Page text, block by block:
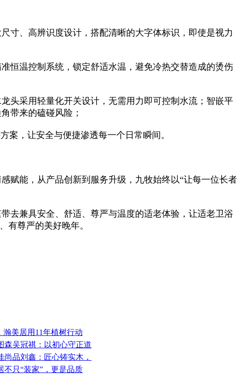
寸、高辨识度设计，搭配清晰的大字体标识，即使是视力
恒温控制系统，锁定舒适水温，避免冷热交替造成的烫伤
头采用轻量化开关设计，无需用力即可控制水流；智嵌平
带来的磕碰风险；
案，让安全与便捷渗透每一个日常瞬间。
赋能，从产品创新到服务升级，九牧始终以“让每一位长者
去兼具安全、舒适、尊严与温度的适老体验，让适老卫浴
有尊严的美好晚年。
瀚美居用11年植树行动
森吴冠祺：以初心守正道
尚品刘鑫：匠心铸实木，
不只“装家”，更是品质